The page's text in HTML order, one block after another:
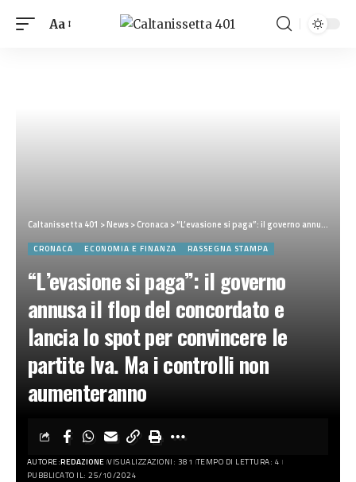
Aa
Caltanissetta 401 >News>Cronaca>“L’evasione si paga”: il governo annusa il flop del concordato e lancia lo spot per convincere le partite Iva. Ma i controlli non aumenteranno
CRONACA ECONOMIA E FINANZA RASSEGNA STAMPA
“L’evasione si paga”: il governo
annusa il flop del concordato e
lancia lo spot per convincere le
partite Iva. Ma i controlli non
aumenteranno
AUTORE:REDAZIONE VISUALIZZAZIONI: 381 TEMPO DI LETTURA: 4
PUBBLICATO IL: 25/10/2024